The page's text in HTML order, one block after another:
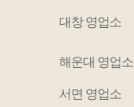
대창 영업소
해운대 영업소
서면 영업소